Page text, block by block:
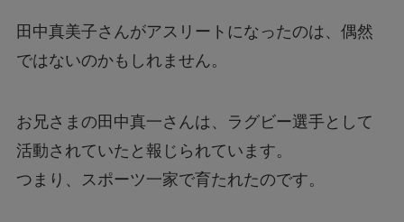
田中真美子さんがアスリートになったのは、偶然
ではないのかもしれません。
お兄さまの田中真一さんは、ラグビー選手として
活動されていたと報じられています。
つまり、スポーツ一家で育たれたのです。